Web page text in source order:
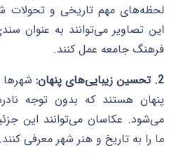
لحظه‌های مهم تاریخی و تحولات
این تصاویر می‌توانند به عنوان
فرهنگ جامعه عمل کنند.
2. تحسین زیبایی‌های پنهان:
شهرها
پنهان هستند که بدون توجه
می‌شود. عکاسان می‌توانند این
ما را به تاریخ و هنر شهر معرفی کنند.